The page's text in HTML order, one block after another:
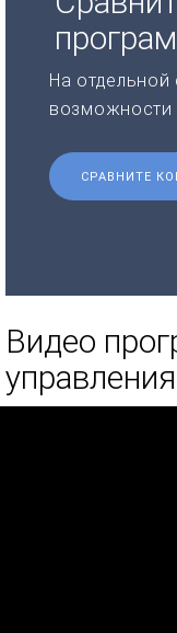
На
возможности
СРАВНИТЕ
Видео